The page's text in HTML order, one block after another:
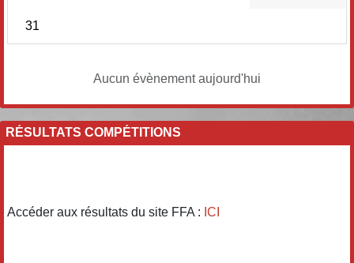
31
Aucun évènement aujourd'hui
RÉSULTATS COMPÉTITIONS
Accéder aux résultats du site FFA : ICI